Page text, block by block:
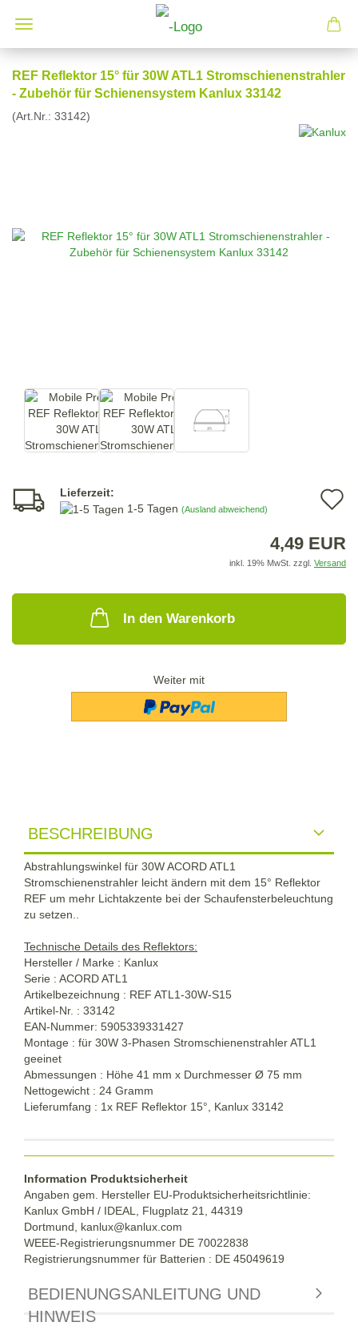
REF Reflektor 15° für 30W ATL1 Stromschienenstrahler
- Zubehör für Schienensystem Kanlux 33142
(Art.Nr.: 33142)
Lieferzeit:
1-5 Tagen (Ausland abweichend)
4,49 EUR
inkl. 19% MwSt. zzgl. Versand
In den Warenkorb
Weiter mit
BESCHREIBUNG
Abstrahlungswinkel für 30W ACORD ATL1
Stromschienenstrahler leicht ändern mit dem 15° Reflektor
REF um mehr Lichtakzente bei der Schaufensterbeleuchtung
zu setzen..
Technische Details des Reflektors:
Hersteller / Marke : Kanlux
Serie : ACORD ATL1
Artikelbezeichnung : REF ATL1-30W-S15
Artikel-Nr. : 33142
EAN-Nummer: 5905339331427
Montage : für 30W 3-Phasen Stromschienenstrahler ATL1
geeinet
Abmessungen : Höhe 41 mm x Durchmesser Ø 75 mm
Nettogewicht : 24 Gramm
Lieferumfang : 1x REF Reflektor 15°, Kanlux 33142
Information Produktsicherheit
Angaben gem. Hersteller EU-Produktsicherheitsrichtlinie:
Kanlux GmbH / IDEAL, Flugplatz 21, 44319
Dortmund, kanlux@kanlux.com
WEEE-Registrierungsnummer DE 70022838
Registrierungsnummer für Batterien : DE 45049619
BEDIENUNGSANLEITUNG UND
HINWEIS